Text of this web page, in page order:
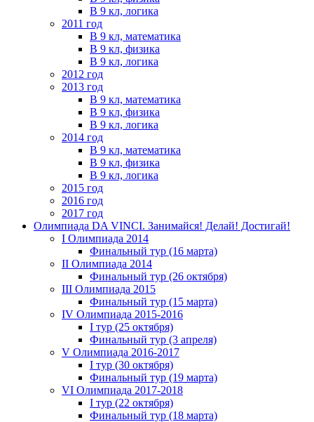
В 9 кл, логика
2011 год
В 9 кл, математика
В 9 кл, физика
В 9 кл, логика
2012 год
2013 год
В 9 кл, математика
В 9 кл, физика
В 9 кл, логика
2014 год
В 9 кл, математика
В 9 кл, физика
В 9 кл, логика
2015 год
2016 год
2017 год
Олимпиада DA VINCI. Занимайся! Делай! Достигай!
I Олимпиада 2014
Финальный тур (16 марта)
II Олимпиада 2014
Финальный тур (26 октября)
III Олимпиада 2015
Финальный тур (15 марта)
IV Олимпиада 2015-2016
I тур (25 октября)
Финальный тур (3 апреля)
V Олимпиада 2016-2017
I тур (30 октября)
Финальный тур (19 марта)
VI Олимпиада 2017-2018
I тур (22 октября)
Финальный тур (18 марта)